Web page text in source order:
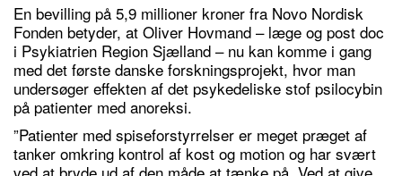
En bevilling på 5,9 millioner kroner fra Novo Nordisk
Fonden betyder, at Oliver Hovmand – læge og post doc
i Psykiatrien Region Sjælland – nu kan komme i gang
med det første danske forskningsprojekt, hvor man
undersøger effekten af det psykedeliske stof psilocybin
på patienter med anoreksi.
”Patienter med spiseforstyrrelser er meget præget af
tanker omkring kontrol af kost og motion og har svært